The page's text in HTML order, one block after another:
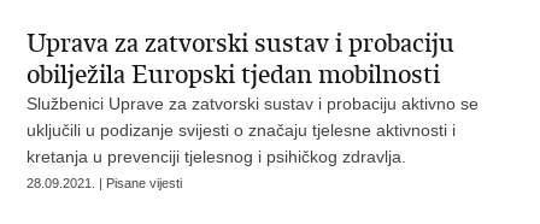
Uprava za zatvorski sustav i probaciju
obilježila Europski tjedan mobilnosti
Službenici Uprave za zatvorski sustav i probaciju aktivno se
uključili u podizanje svijesti o značaju tjelesne aktivnosti i
kretanja u prevenciji tjelesnog i psihičkog zdravlja.
28.09.2021. | Pisane vijesti